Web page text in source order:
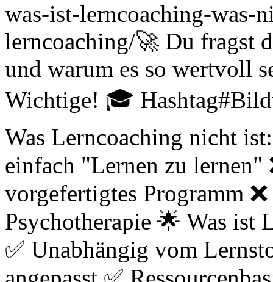
was-ist-lerncoaching-was-
lerncoaching/🚀 Du fragst
und warum es so wertvoll
Wichtige! 🎓
Was Lerncoaching nicht
einfach "Lernen zu
vorgefertigtes Programm
Psychotherapie 🌟 Was ist
✅ Unabhängig vom